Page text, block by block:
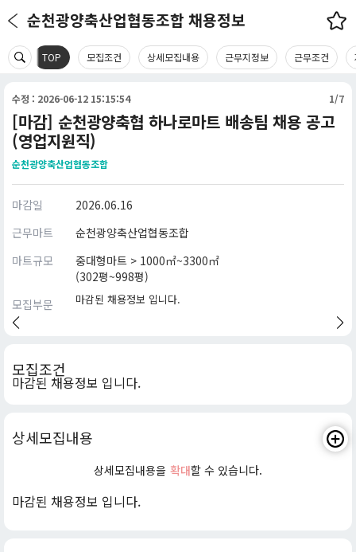
순천광양축산업협동조합 채용정보
TOP 모집조건 상세모집내용 근무지정보 근무조건
수정 : 2026-06-12 15:15:54 1/7
[마감] 순천광양축협 하나로마트 배송팀 채용 공고
(영업지원직)
순천광양축산업협동조합
마감일
2026.06.16
근무마트
순천광양축산업협동조합
마트규모
중대형마트 > 1000㎡~3300㎡
(302평~998평)
모집부문
마감된 채용정보 입니다.
모집조건
마감된 채용정보 입니다.
상세모집내용
상세모집내용을 확대할 수 있습니다.
마감된 채용정보 입니다.